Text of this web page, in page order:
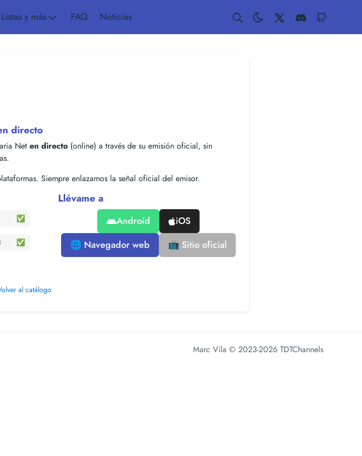
Listas y más FAQ Noticias Twitter Discord
directo
Net en directo (online) a través de su emisión oficial, sin
Siempre enlazamos la señal oficial del emisor.
✅
✅
Llévame a
Android
iOS
🌐 Navegador web
📺 Sitio oficial
al catálogo
Marc Vila © 2023-2026 TDTChannels